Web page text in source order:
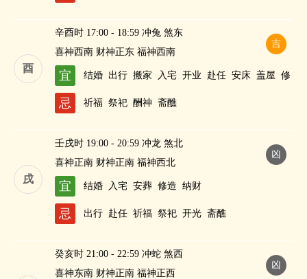
酉
吉
辛酉时 17:00 - 18:59 冲兔 煞东
喜神西南 财神正东 福神西南
宜 结婚 出行 搬家 入宅 开业 赴任 安床 盖屋 修
造
求嗣 纳财
忌 祈福 祭祀 酬神 斋醮
戌
凶
壬戌时 19:00 - 20:59 冲龙 煞北
喜神正南 财神正南 福神西北
宜 结婚 入宅 安葬 修造 纳财
忌 出行 赴任 祈福 祭祀 开光 斋醮
凶
癸亥时 21:00 - 22:59 冲蛇 煞西
喜神东南 财神正南 福神正西